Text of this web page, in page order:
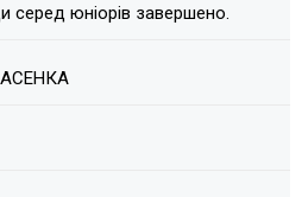
серед юніорів завершено.